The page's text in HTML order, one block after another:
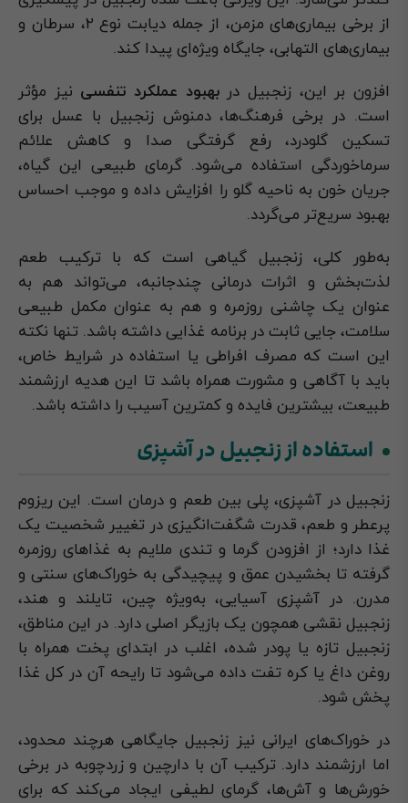
از برخی بیماری‌های مزمن، از جمله دیابت نوع ۲، سرطان و
بیماری‌های التهابی، جایگاه ویژه‌ای پیدا کند.
افزون بر این، زنجبیل دربهبود عملکرد تنفسی نیز مؤثر
است. در برخی فرهنگ‌ها، دمنوش زنجبیل با عسل برای
تسکین گلودرد، رفع گرفتگی صدا و کاهش علائم
سرماخوردگی استفاده می‌شود. گرمای طبیعی این گیاه،
جریان خون به ناحیه گلو را افزایش داده و موجب احساس
بهبود سریع‌تر می‌گردد.
به‌طور کلی، زنجبیل گیاهی است که با ترکیب طعم
لذت‌بخش و اثرات درمانی چندجانبه، می‌تواند هم به
عنوان یک چاشنی روزمره و هم به عنوان مکمل طبیعی
سلامت، جایی ثابت در برنامه غذایی داشته باشد. تنها نکته
این است که مصرف افراطی یا استفاده در شرایط خاص،
باید با آگاهی و مشورت همراه باشد تا این هدیه ارزشمند
طبیعت، بیشترین فایده و کمترین آسیب را داشته باشد.
استفاده از زنجبیل در آشپزی
زنجبیل در آشپزی، پلی بین طعم و درمان است. این ریزوم
پرعطر و طعم، قدرت شگفت‌انگیزی در تغییر شخصیت یک
غذا دارد؛ از افزودن گرما و تندی ملایم به غذاهای روزمره
گرفته تا بخشیدن عمق و پیچیدگی به خوراک‌های سنتی و
مدرن. در آشپزی آسیایی، به‌ویژه چین، تایلند و هند،
زنجبیل نقشی همچون یک بازیگر اصلی دارد. در این مناطق،
زنجبیل تازه یا پودر شده، اغلب در ابتدای پخت همراه با
روغن داغ یا کره تفت داده می‌شود تا رایحه آن در کل غذا
پخش شود.
در خوراک‌های ایرانی نیز زنجبیل جایگاهی هرچند محدود،
اما ارزشمند دارد. ترکیب آن با دارچین و زردچوبه در برخی
خورش‌ها و آش‌ها، گرمای لطیفی ایجاد می‌کند که برای